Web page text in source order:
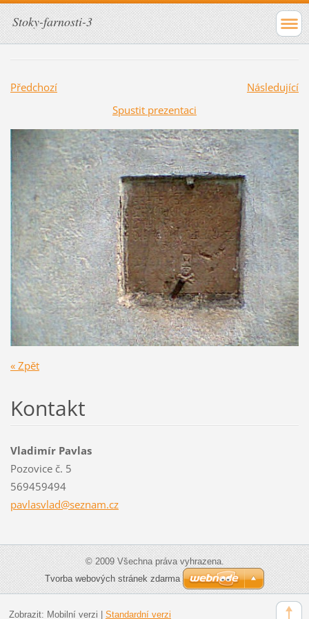
Stoky-farnosti-3
Předchozí
Následující
Spustit prezentaci
« Zpět
Kontakt
Vladimír Pavlas
Pozovice č. 5
569459494
pavlasvlad@seznam.cz
© 2009 Všechna práva vyhrazena.
Tvorba webových stránek zdarma
Zobrazit: Mobilní verzi Standardní verzi